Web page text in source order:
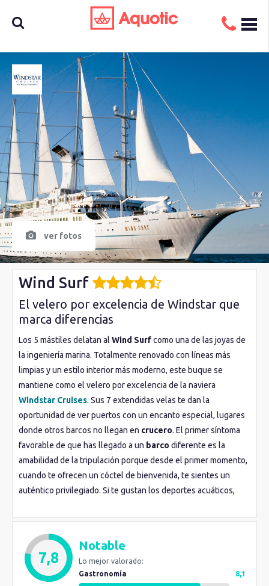
Busca
aquí tu
crucero
ver fotos
Wind Surf
El velero por excelencia de Windstar que
marca diferencias
Los 5 mástiles delatan al Wind Surfcomo una de las joyas de
la ingeniería marina. Totalmente renovado con líneas más
limpias y un estilo interior más moderno, este buque se
mantiene como el velero por excelencia de la naviera
Windstar Cruises. Sus 7 extendidas velas te dan la
oportunidad de ver puertos con un encanto especial, lugares
donde otros barcos no llegan en crucero. El primer síntoma
favorable de que has llegado a un barco diferente es la
amabilidad de la tripulación porque desde el primer momento,
cuando te ofrecen un cóctel de bienvenida, te sientes un
auténtico privilegiado. Si te gustan los deportes acuáticos,
camarotesy suites son amplios, elegantes y luminosos, con
amenities de L’Occitane y ropa de cama de algodón
egipcio. Para desayunar y comer abren el buffet La Veranda y
para cenar dejan la puerta abierta del
AmphorA, con un estilo más formal. Además incorpora el
7,8
Notable
Lo mejor valorado:
Gastronomía
8,1